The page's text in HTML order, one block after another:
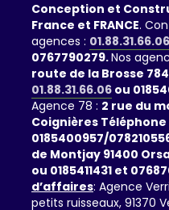
Conception et
France et FRANCE.
agences : 01.88.31.66.06
0767790279.Nos
route de la Brosse
01.88.31.66.06 ou
Agence 78 : 2 rue du
Coignières Téléphone
0185400957/
de Montjay 91400
ou 0185411431 et
d’affaires: Agence
petits ruisseaux, 91370